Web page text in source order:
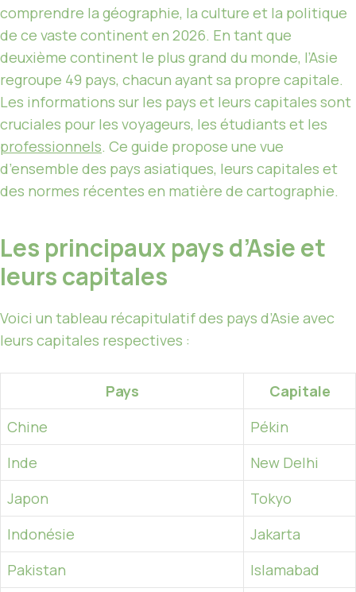
comprendre la géographie, la culture et la politique
de ce vaste continent en 2026. En tant que
deuxième continent le plus grand du monde, l’Asie
regroupe 49 pays, chacun ayant sa propre capitale.
Les informations sur les pays et leurs capitales sont
cruciales pour les voyageurs, les étudiants et les
professionnels. Ce guide propose une vue
d’ensemble des pays asiatiques, leurs capitales et
des normes récentes en matière de cartographie.
Les principaux pays d’Asie et
leurs capitales
Voici un tableau récapitulatif des pays d’Asie avec
leurs capitales respectives :
Pays
Capitale
Chine
Pékin
Inde
New Delhi
Japon
Tokyo
Indonésie
Jakarta
Pakistan
Islamabad